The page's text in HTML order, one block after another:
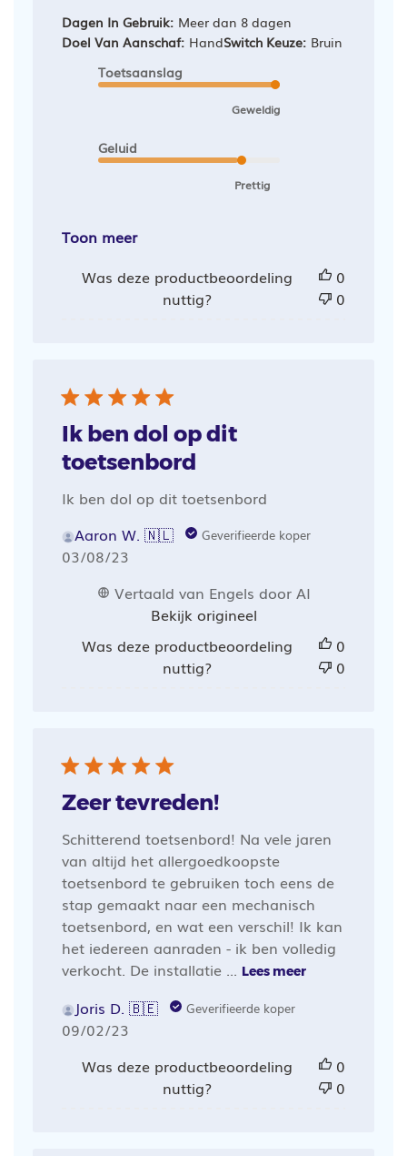
Dagen In Gebruik: Meer dan 8 dagen
Doel Van Aanschaf: HandSwitch Keuze: Bruin
Toetsaanslag
Geweldig
Geluid
Prettig
Toon meer
Was deze productbeoordeling
nuttig?
0
0
Ik ben dol op dit
toetsenbord
Ik ben dol op dit toetsenbord
Aaron W. 🇳🇱
Geverifieerde koper
Publicatiedatum
03/08/23
Vertaald van Engels door AI
Bekijk origineel
Was deze productbeoordeling
nuttig?
0
0
Zeer tevreden!
Schitterend toetsenbord! Na vele jaren
van altijd het allergoedkoopste
toetsenbord te gebruiken toch eens de
stap gemaakt naar een mechanisch
toetsenbord, en wat een verschil! Ik kan
het iedereen aanraden - ik ben volledig
verkocht. De installatie ...
Lees meer
Joris D. 🇧🇪 Geverifieerde koper
Publicatiedatum
09/02/23
Was deze productbeoordeling
nuttig?
0
0